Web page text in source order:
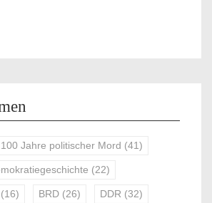
100 Jahre politischer Mord (41)
(22)
(16) BRD (26) DDR (32)